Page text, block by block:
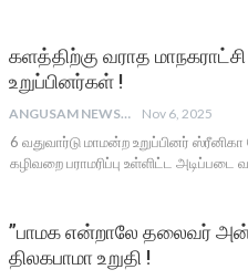
களத்திற்கு வராத
உறுப்பினர்கள் !
ANGUSAM NEWS Nov 6, 2025
6 வதுவார்டு மாமன்ற உறுப்பினர்
கழிவறை பராமரிப்பு உள்ளிட்ட
”பாமக என்றாலே தலைவர்
திலகபாமா உறுதி !